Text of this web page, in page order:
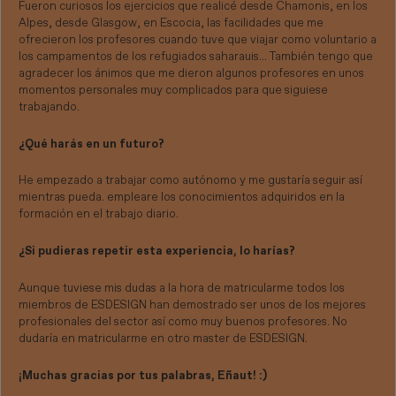
Fueron curiosos los ejercicios que realicé desde Chamonis, en los
Alpes, desde Glasgow, en Escocia, las facilidades que me
ofrecieron los profesores cuando tuve que viajar como voluntario a
los campamentos de los refugiados saharauis... También tengo que
agradecer los ánimos que me dieron algunos profesores en unos
momentos personales muy complicados para que siguiese
trabajando.
¿Qué harás en un futuro?
He empezado a trabajar como autónomo y me gustaría seguir así
mientras pueda. empleare los conocimientos adquiridos en la
formación en el trabajo diario.
¿Si pudieras repetir esta experiencia, lo harías?
Aunque tuviese mis dudas a la hora de matricularme todos los
miembros de ESDESIGN han demostrado ser unos de los mejores
profesionales del sector así como muy buenos profesores. No
dudaría en matricularme en otro master de ESDESIGN.
¡Muchas gracias por tus palabras, Eñaut! :)